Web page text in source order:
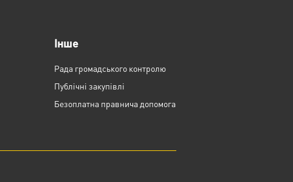
Інше
Рада громадського контролю
Публічні закупівлі
Безоплатна правнича допомога